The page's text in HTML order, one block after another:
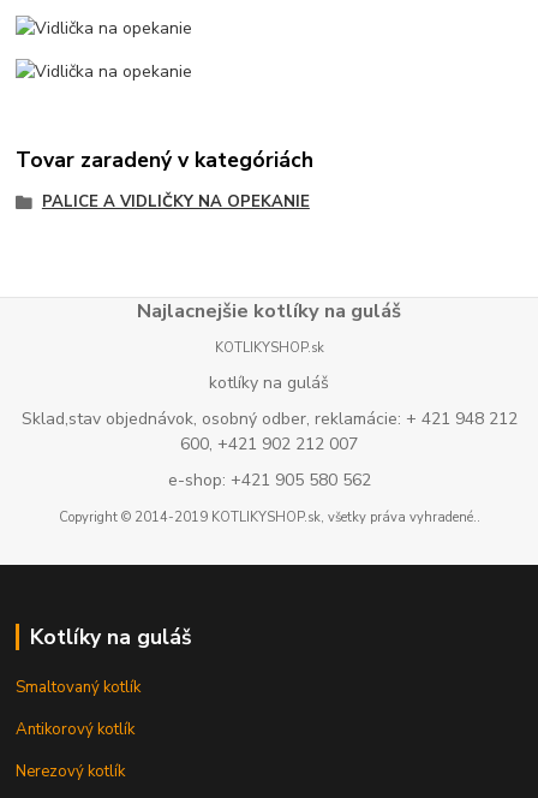
Tovar zaradený v kategóriách
PALICE A VIDLIČKY NA OPEKANIE
Najlacnejšie kotlíky na guláš
KOTLIKYSHOP.sk
kotlíky na guláš
Sklad,stav objednávok, osobný odber, reklamácie: + 421 948 212
600, +421 902 212 007
e-shop: +421 905 580 562
Copyright © 2014-2019 KOTLIKYSHOP.sk, všetky práva vyhradené..
Kotlíky na guláš
Smaltovaný kotlík
Antikorový kotlík
Nerezový kotlík